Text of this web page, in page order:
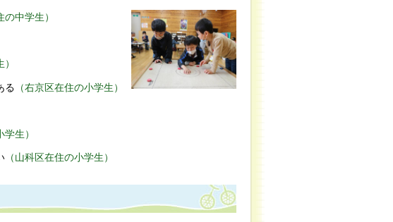
の中学生）
る （右京区在住の小学生）
学生）
（山科区在住の小学生）